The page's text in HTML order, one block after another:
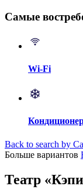
Самые
Wi-Fi
Back to search by
Больше вариантов
Театр